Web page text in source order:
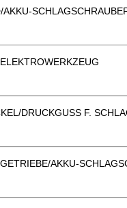
DRUCKGUSS F.
AKKU-